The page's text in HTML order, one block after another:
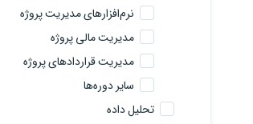
نرم‌افزارهای مدیریت پروژه
مدیریت مالی پروژه
مدیریت قراردادهای پروژه
سایر دوره‌ها
تحلیل داده